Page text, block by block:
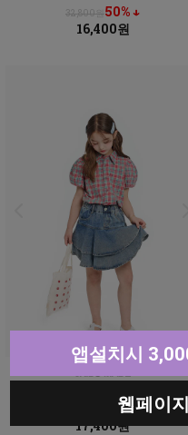
32,800원50% ↓
16,400원
50% ↓
17,400원
앱설치시
웹페이